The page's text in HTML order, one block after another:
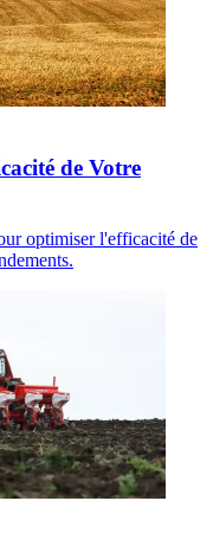
de Votre
optimiser l'efficacité de